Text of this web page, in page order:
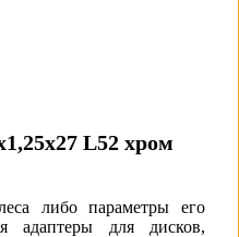
L52 хром
либо параметры его
адаптеры для дисков,